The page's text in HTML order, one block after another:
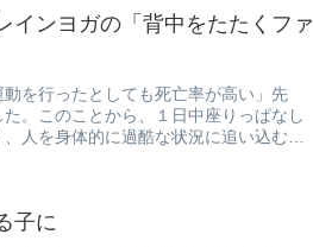
ンヨガの「背中をたたくファ
を行ったとしても死亡率が高い」先
。このことから、１日中座りっぱなし
人を身体的に過酷な状況に追い込むこ
子に